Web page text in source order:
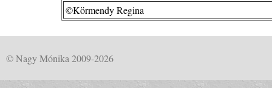
©Körmendy Regina
© Nagy Mónika 2009-2026